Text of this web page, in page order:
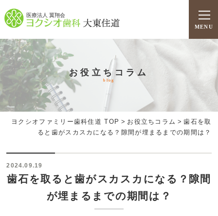
医療法人 翼翔会
MENU
お役立ちコラム
blog
ヨクシオファミリー歯科住道 TOP > お役立ちコラム >歯石を取
ると歯がスカスカになる？隙間が埋まるまでの期間は？
2024.09.19
歯石を取ると歯がスカスカになる？隙間
が埋まるまでの期間は？